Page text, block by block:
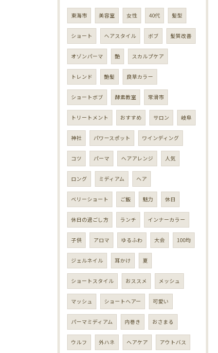
東海市 美容室 女性 40代 髪型
ショート ヘアスタイル ボブ 髪質改善
オゾンパーマ 艶 スカルプケア
トレンド 艶髪 良草カラー
ショートボブ 酵素教室 常滑市
トリートメント おすすめ サロン 岐阜
神社 パワースポット ワインディング
コツ パーマ ヘアアレンジ 人気
ロング ミディアム ヘア
ベリーショート ご飯 魅力 休日
休日の過ごし方 ランチ インナーカラー
子供 アロマ ゆるふわ 大会 100均
ジェルネイル 耳かけ 夏
ショートスタイル おススメ メッシュ
マッシュ ショートヘアー 可愛い
パーマミディアム 内巻き おさまる
ウルフ 外ハネ ヘアケア アウトバス